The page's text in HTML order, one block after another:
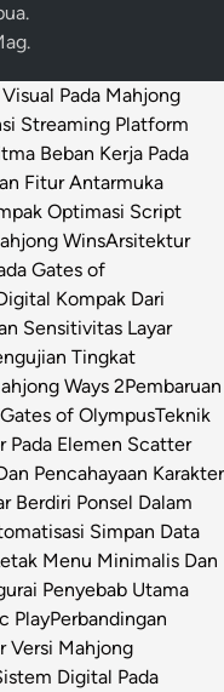
.
.
Pada Mahjong
Streaming Platform
Beban Kerja Pada
Fitur Antarmuka
Optimasi Script
WinsArsitektur
Gates of
Kompak Dari
Sensitivitas Layar
Tingkat
Ways 2Pembaruan
of OlympusTeknik
Pada Elemen Scatter
Pencahayaan Karakter
Berdiri Ponsel Dalam
Simpan Data
Menu Minimalis Dan
Penyebab Utama
PlayPerbandingan
Versi Mahjong
Digital Pada